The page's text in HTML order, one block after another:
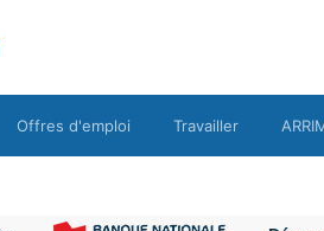
Offres d'emploi Travailler